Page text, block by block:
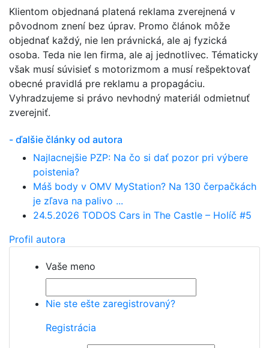
Klientom objednaná platená reklama zverejnená v
pôvodnom znení bez úprav. Promo článok môže
objednať každý, nie len právnická, ale aj fyzická
osoba. Teda nie len firma, ale aj jednotlivec. Tématicky
však musí súvisieť s motorizmom a musí rešpektovať
obecné pravidlá pre reklamu a propagáciu.
Vyhradzujeme si právo nevhodný materiál odmietnuť
zverejniť.
- ďalšie články od autora
Najlacnejšie PZP: Na čo si dať pozor pri výbere
poistenia?
Máš body v OMV MyStation? Na 130 čerpačkách
je zľava na palivo ...
24.5.2026 TODOS Cars in The Castle – Holíč #5
Profil autora
Vaše meno
Nie ste ešte zaregistrovaný?
Registrácia